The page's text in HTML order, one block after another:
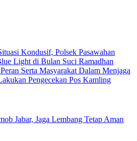
Kondusif, Polsek Pasawahan
Light di Bulan Suci Ramadhan
Serta Masyarakat Dalam Menjaga
Pengecekan Pos Kamling